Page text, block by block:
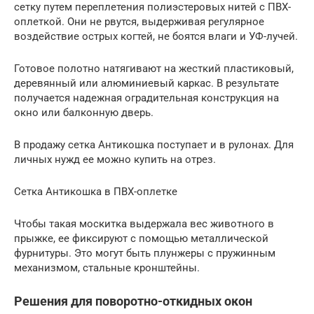
сетку путем переплетения полиэстеровых нитей с ПВХ-
оплеткой. Они не рвутся, выдерживая регулярное
воздействие острых когтей, не боятся влаги и УФ-лучей.
Готовое полотно натягивают на жесткий пластиковый,
деревянный или алюминиевый каркас. В результате
получается надежная оградительная конструкция на
окно или балконную дверь.
В продажу сетка Антикошка поступает и в рулонах. Для
личных нужд ее можно купить на отрез.
Сетка Антикошка в ПВХ-оплетке
Чтобы такая москитка выдержала вес животного в
прыжке, ее фиксируют с помощью металлической
фурнитуры. Это могут быть плунжеры с пружинным
механизмом, стальные кронштейны.
Решения для поворотно-откидных окон